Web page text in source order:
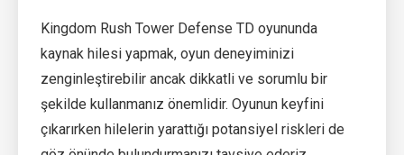
Kingdom Rush Tower Defense TD oyununda
kaynak hilesi yapmak, oyun deneyiminizi
zenginleştirebilir ancak dikkatli ve sorumlu bir
şekilde kullanmanız önemlidir. Oyunun keyfini
çıkarırken hilelerin yarattığı potansiyel riskleri de